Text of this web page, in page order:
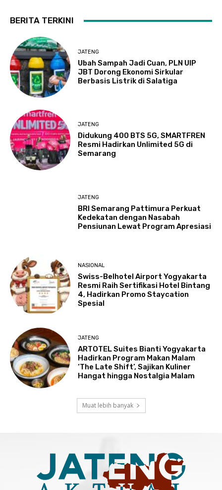
BERITA TERKINI
JATENG
Ubah Sampah Jadi Cuan, PLN UIP
JBT Dorong Ekonomi Sirkular
Berbasis Listrik di Salatiga
JATENG
Didukung 400 BTS 5G, SMARTFREN
Resmi Hadirkan Unlimited 5G di
Semarang
JATENG
BRI Semarang Pattimura Perkuat
Kedekatan dengan Nasabah
Pensiunan Lewat Program Apresiasi
NASIONAL
Swiss-Belhotel Airport Yogyakarta
Resmi Raih Sertifikasi Hotel Bintang
4, Hadirkan Promo Staycation
Spesial
JATENG
ARTOTEL Suites Bianti Yogyakarta
Hadirkan Program Makan Malam
‘The Late Shift’, Sajikan Kuliner
Hangat hingga Nostalgia Malam
Muat lebih banyak